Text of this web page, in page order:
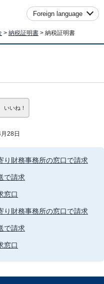
Foreign language
> 納税証明書 > 納税証明書
いね！
28日
り財務事務所の窓口で請求
で請求
窓口
り財務事務所の窓口で請求
で請求
窓口